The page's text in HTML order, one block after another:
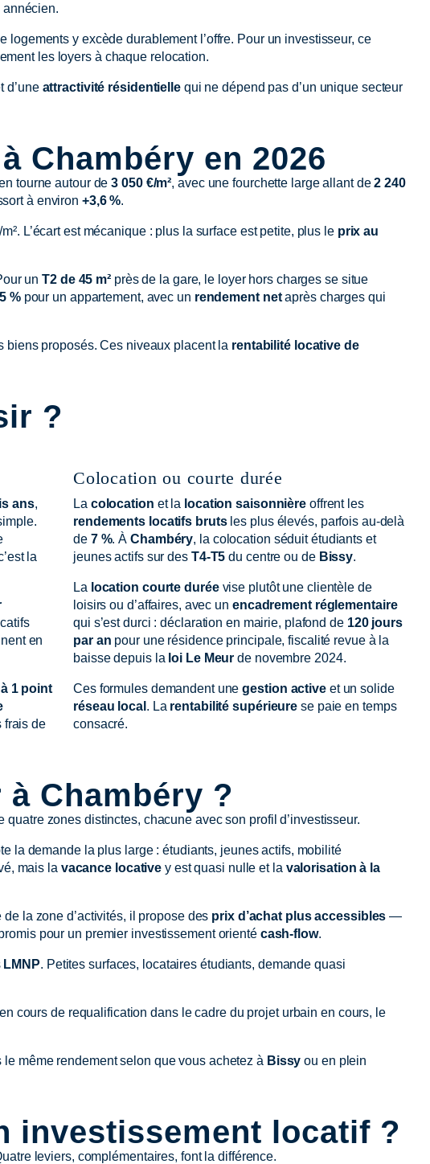
y excède durablement l’offre. Pour un investisseur, ce
les loyers à chaque relocation.
d’une attractivité résidentiellequi ne dépend pas d’un unique secteur
Chambéry en 2026
tourne autour de3 050 €/m², avec une fourchette large allant de2 240
à environ +3,6 %.
L’écart est mécanique : plus la surface est petite, plus le prix au
unT2 de 45 m² près de la gare, le loyer hors charges se situe
%pour un appartement, avec un rendement netaprès charges qui
biens proposés. Ces niveaux placent la rentabilité locative de
?
ans,
la
en
1 point
frais de
Colocation ou courte durée
La colocation et la location saisonnière offrent les
rendements locatifs brutsles plus élevés, parfois au-delà
de 7 %. ÀChambéry, la colocation séduit étudiants et
jeunes actifs sur des T4-T5 du centre ou de Bissy.
La location courte duréevise plutôt une clientèle de
loisirs ou d’affaires, avec un encadrement réglementaire
qui s’est durci : déclaration en mairie, plafond de 120 jours
par an pour une résidence principale, fiscalité revue à la
baisse depuis la loi Le Meur de novembre 2024.
Ces formules demandent unegestion activeet un solide
réseau local . La rentabilité supérieure se paie en temps
consacré.
Chambéry ?
quatre zones distinctes, chacune avec son profil d’investisseur.
la demande la plus large : étudiants, jeunes actifs, mobilité
mais la vacance locative y est quasi nulle et la valorisation à la
la zone d’activités, il propose des prix d’achat plus accessibles —
pour un premier investissement orienté cash-flow.
LMNP. Petites surfaces, locataires étudiants, demande quasi
cours de requalification dans le cadre du projet urbain en cours, le
même rendement selon que vous achetez à Bissy ou en plein
investissement locatif ?
leviers, complémentaires, font la différence.